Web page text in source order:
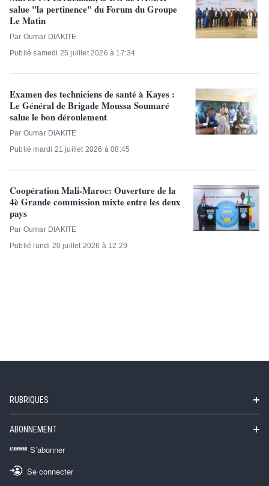
salue "la pertinence" du Forum du Groupe
Le Matin
Par Oumar DIAKITE
Publié samedi 25 juillet 2026 à 17:34
Examen des techniciens de santé à Kayes :
Le Général de Brigade Moussa Soumaré
salue le bon déroulement
Par Oumar DIAKITE
Publié mardi 21 juillet 2026 à 08:45
Coopération Mali-Maroc: Ouverture de la
4è Grande commission mixte entre les deux
pays
Par Oumar DIAKITE
Publié lundi 20 juillet 2026 à 12:29
RUBRIQUES
ABONNEMENT
S’abonner
Se connecter